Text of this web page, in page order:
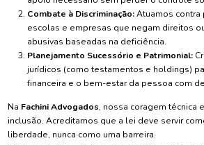
Combate à Discriminação:Atuamos contra
escolas e empresas que negam direitos
abusivas baseadas na deficiência.
Planejamento Sucessório e Patrimonial:
jurídicos (como testamentos e holdings)
financeira e o bem-estar da pessoa com
Na Fachini Advogados, nossa coragem técnica
inclusão. Acreditamos que a lei deve servir
liberdade, nunca como uma barreira.